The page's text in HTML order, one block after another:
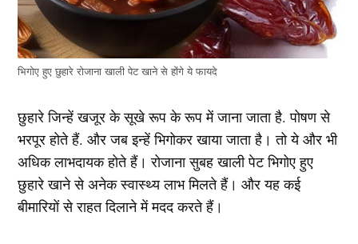
भिगोए हुए छुहारे रोजाना खाली पेट खाने से होंगे ये फायदे
छुहारे जिन्हें खजूर के सूखे रूप के रूप में जाना जाता है. पोषण से
भरपूर होते हैं. और जब इन्हें भिगोकर खाया जाता है। तो ये और भी
अधिक लाभदायक होते हैं। रोजाना सुबह खाली पेट भिगोए हुए
छुहारे खाने से अनेक स्वास्थ्य लाभ मिलते हैं। और यह कई
बीमारियों से राहत दिलाने में मदद करते हैं।